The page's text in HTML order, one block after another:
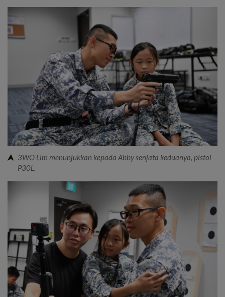
3WO Lim menunjukkan kepada Abby senjata keduanya, pistol
P30L.